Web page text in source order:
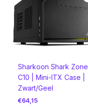
Sharkoon Shark Zone
C10 | Mini-ITX Case |
Zwart/Geel
€64,15